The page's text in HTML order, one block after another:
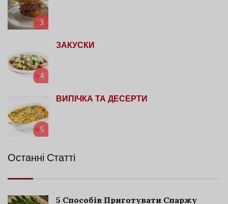
3
4
ЗАКУСКИ
5
ВИПІЧКА ТА ДЕСЕРТИ
Останні Статті
5 Способів Приготувати Спаржу